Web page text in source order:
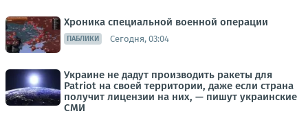
Хроника специальной военной операции
ПАБЛИКИ Сегодня, 03:04
Украине не дадут производить ракеты для
Patriot на своей территории, даже если страна
получит лицензии на них, — пишут украинские
СМИ